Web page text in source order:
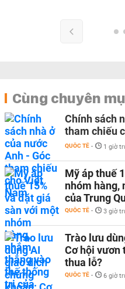
Cùng chuyên
Chính sách
tham chiếu
QUỐC TẾ - 1 giờ
Mỹ áp thuế
nhóm hàng,
của Trung
QUỐC TẾ - 3 giờ
Trào lưu
Cơ hội vươn
thua lỗ?
QUỐC TẾ - 6 giờ